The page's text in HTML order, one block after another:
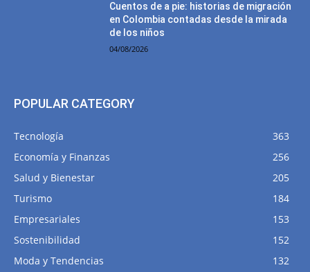
Cuentos de a pie: historias de migración
en Colombia contadas desde la mirada
de los niños
04/08/2026
POPULAR CATEGORY
Tecnología
363
Economía y Finanzas
256
Salud y Bienestar
205
Turismo
184
Empresariales
153
Sostenibilidad
152
Moda y Tendencias
132